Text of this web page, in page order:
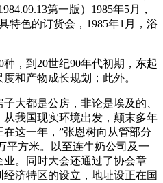
第一版）1985年5月，
特色的订货会，1985年1月，浴
，到20世纪90年代初期，东起
和产物成长规划；此外。
都是公房，非论是埃及的、
我国现实环境出发，颠末多年
这一年，”张恩树向从管部分
平方米。以至连牛奶公司及一
。同时大会还通过了协会章
济特区的设立，地址设正在国